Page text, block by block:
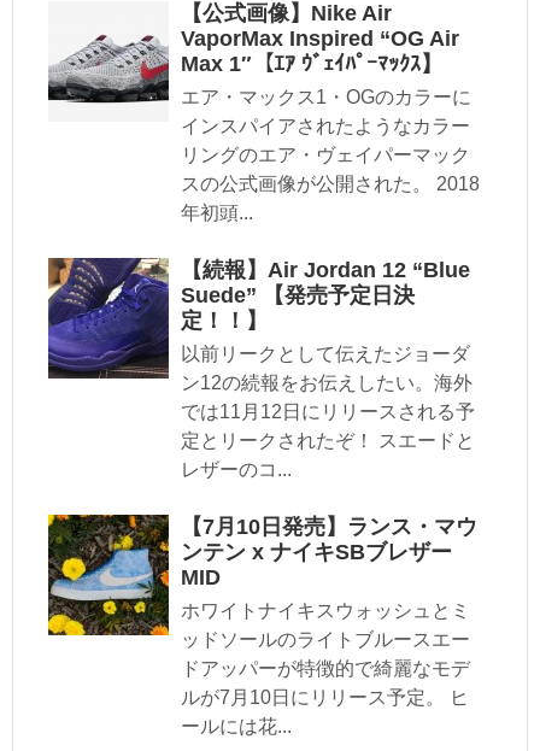
【公式画像】Nike Air
VaporMax Inspired “OG Air
Max 1″【ｴｱ ｳﾞｪｲﾊﾟｰﾏｯｸｽ】
エア・マックス1・OGのカラーに
インスパイアされたようなカラー
リングのエア・ヴェイパーマック
スの公式画像が公開された。 2018
年初頭...
【続報】Air Jordan 12 “Blue
Suede” 【発売予定日決
定！！】
以前リークとして伝えたジョーダ
ン12の続報をお伝えしたい。海外
では11月12日にリリースされる予
定とリークされたぞ！ スエードと
レザーのコ...
【7月10日発売】ランス・マウ
ンテン x ナイキSBブレザー
MID
ホワイトナイキスウォッシュとミ
ッドソールのライトブルースエー
ドアッパーが特徴的で綺麗なモデ
ルが7月10日にリリース予定。 ヒ
ールには花...